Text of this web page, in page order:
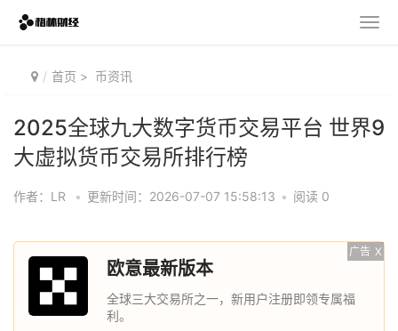
首页 > 币资讯
2025全球九大数字货币交易平台 世界9
大虚拟货币交易所排行榜
作者：LR • 更新时间：2026-07-07 15:58:13 • 阅读 0
广告 X
欧意最新版本
全球三大交易所之一，新用户注册即领专属福
利。